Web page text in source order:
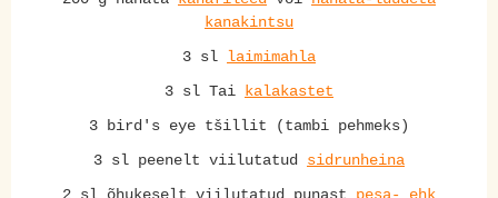
kanakintsu
3 sl laimimahla
3 sl Tai
kalakastet
3 bird's eye tšillit (tambi pehmeks)
3 sl peenelt viilutatud sidrunheina